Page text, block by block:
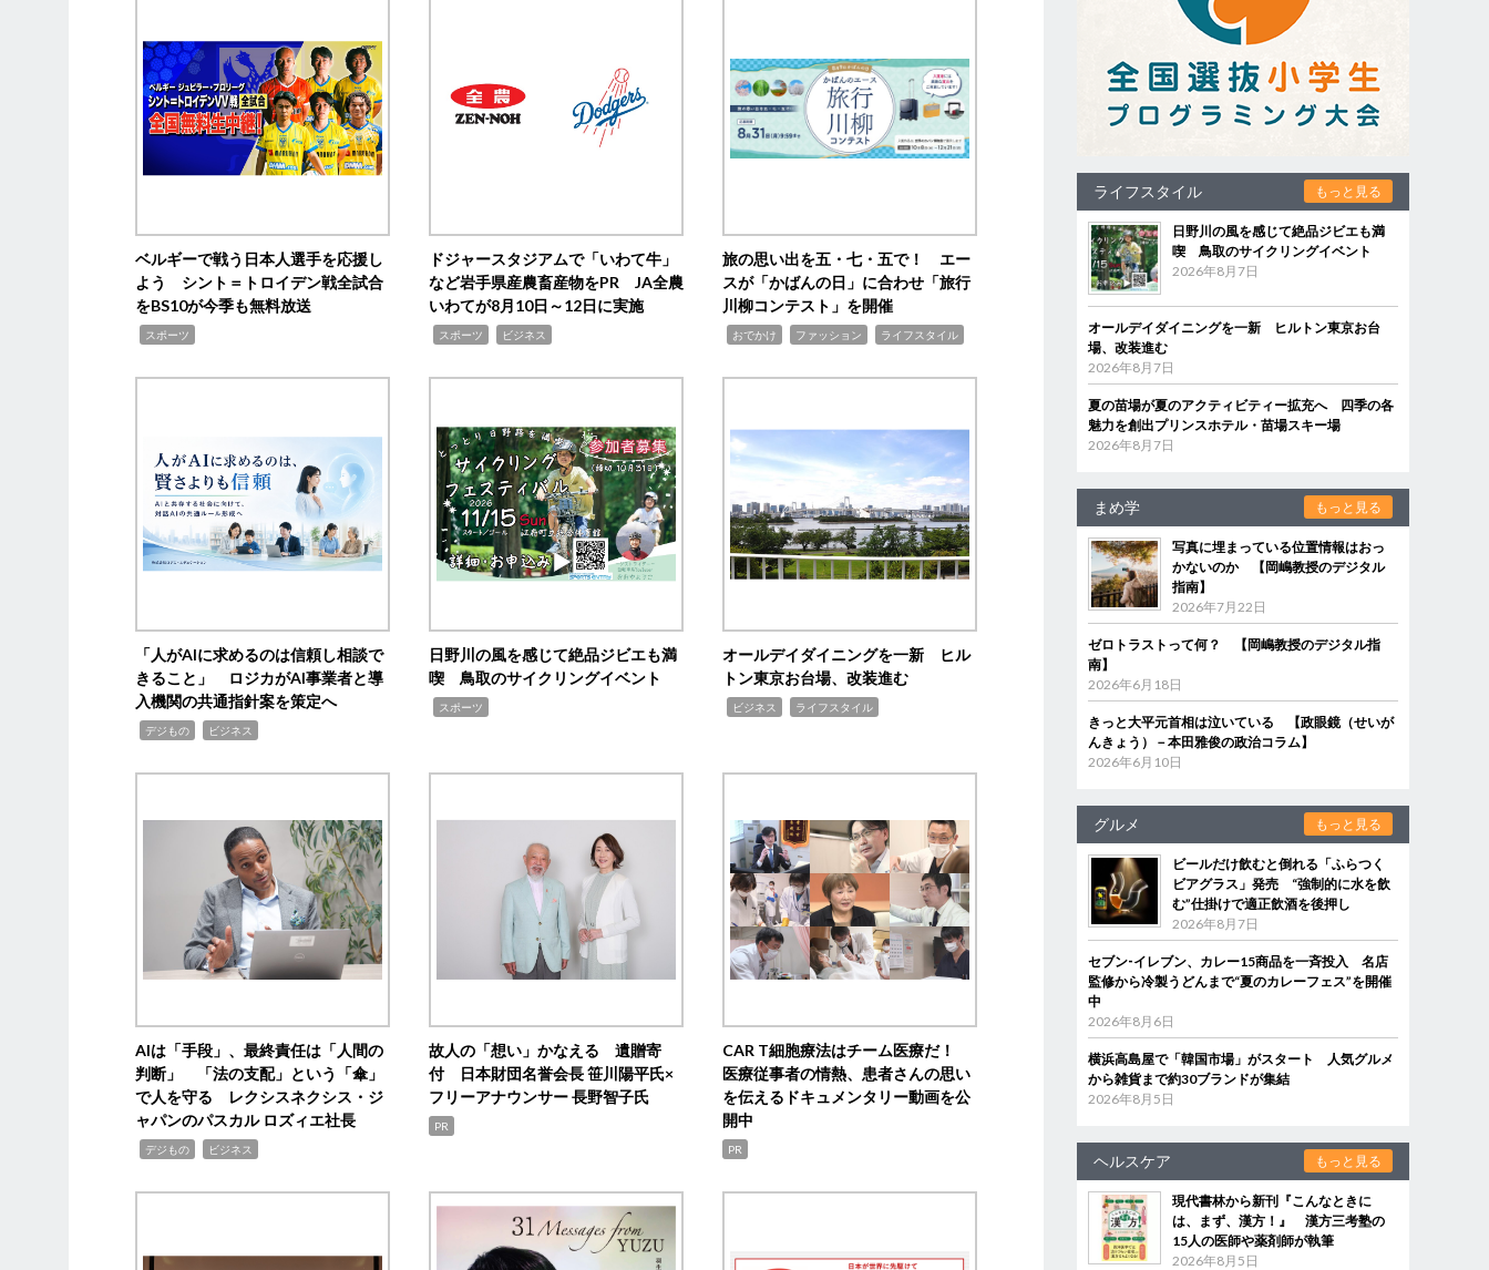
ベルギーで戦う日本人選手を応援し
よう シント＝トロイデン戦全試合
をBS10が今季も無料放送
スポーツ
ドジャースタジアムで「いわて牛」
など岩手県産農畜産物をPR JA全農
いわてが8月10日～12日に実施
スポーツ ビジネス
旅の思い出を五・七・五で！ エー
スが「かばんの日」に合わせ「旅行
川柳コンテスト」を開催
おでかけ ファッション ライフスタイル
「人がAIに求めるのは信頼し相談で
きること」 ロジカがAI事業者と導
入機関の共通指針案を策定へ
デジもの ビジネス
日野川の風を感じて絶品ジビエも満
喫 鳥取のサイクリングイベント
スポーツ
オールデイダイニングを一新 ヒル
トン東京お台場、改装進む
ビジネス ライフスタイル
AIは「手段」、最終責任は「人間の
判断」 「法の支配」という「傘」
で人を守る レクシスネクシス・ジ
ャパンのパスカル ロズィエ社長
デジもの ビジネス
故人の「想い」かなえる 遺贈寄
付 日本財団名誉会長 笹川陽平氏×
フリーアナウンサー 長野智子氏
PR
CAR T細胞療法はチーム医療だ！
医療従事者の情熱、患者さんの思い
を伝えるドキュメンタリー動画を公
開中
PR
ライフスタイル もっと見る
日野川の風を感じて絶品ジビエも満
喫 鳥取のサイクリングイベント
2026年8月7日
オールデイダイニングを一新 ヒルトン東京お台
場、改装進む
2026年8月7日
夏の苗場が夏のアクティビティー拡充へ 四季の各
魅力を創出プリンスホテル・苗場スキー場
2026年8月7日
まめ学 もっと見る
写真に埋まっている位置情報はおっ
かないのか 【岡嶋教授のデジタル
指南】
2026年7月22日
ゼロトラストって何？ 【岡嶋教授のデジタル指
南】
2026年6月18日
きっと大平元首相は泣いている 【政眼鏡（せいが
んきょう）－本田雅俊の政治コラム】
2026年6月10日
グルメ もっと見る
ビールだけ飲むと倒れる「ふらつく
ビアグラス」発売 “強制的に水を飲
む”仕掛けで適正飲酒を後押し
2026年8月7日
セブン‐イレブン、カレー15商品を一斉投入 名店
監修から冷製うどんまで“夏のカレーフェス”を開催
中
2026年8月6日
横浜高島屋で「韓国市場」がスタート 人気グルメ
から雑貨まで約30ブランドが集結
2026年8月5日
ヘルスケア もっと見る
現代書林から新刊『こんなときに
は、まず、漢方！』 漢方三考塾の
15人の医師や薬剤師が執筆
2026年8月5日